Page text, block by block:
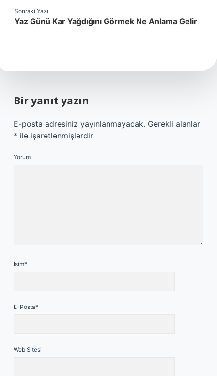
Sonraki Yazı
Yaz Günü Kar Yağdığını Görmek Ne Anlama Gelir
Bir yanıt yazın
E-posta adresiniz yayınlanmayacak. Gerekli alanlar
* ile işaretlenmişlerdir
Yorum
İsim*
E-Posta*
Web Sitesi